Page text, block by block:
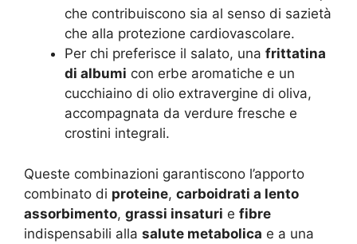
che contribuiscono sia al senso di sazietà
che alla protezione cardiovascolare.
Per chi preferisce il salato, una frittatina
di albumi con erbe aromatiche e un
cucchiaino di olio extravergine di oliva,
accompagnata da verdure fresche e
crostini integrali.
Queste combinazioni garantiscono l’apporto
combinato di proteine, carboidrati a lento
assorbimento, grassi insaturi e fibre
indispensabili alla salute metabolica e a una